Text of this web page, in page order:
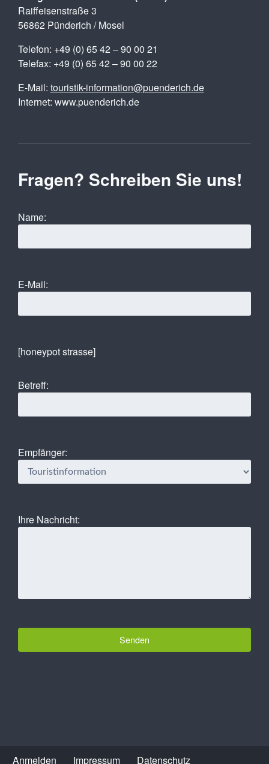
Raiffeisenstraße 3
56862 Pünderich / Mosel
Telefon: +49 (0) 65 42 – 90 00 21
Telefax: +49 (0) 65 42 – 90 00 22
E-Mail: touristik-information@puenderich.de
Internet: www.puenderich.de
Fragen? Schreiben Sie uns!
Name:
E-Mail:
[honeypot strasse]
Betreff:
Empfänger:
Ihre Nachricht:
Anmelden Impressum Datenschutz